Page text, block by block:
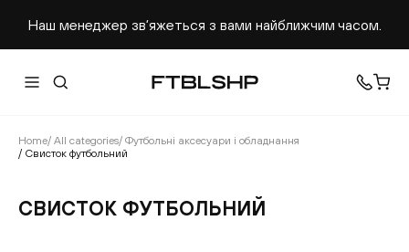
Наш менеджер звʼяжеться з вами найближчим часом.
Home/ All categories/ Футбольні аксесуари і обладнання
/ Свисток футбольний
СВИСТОК ФУТБОЛЬНИЙ